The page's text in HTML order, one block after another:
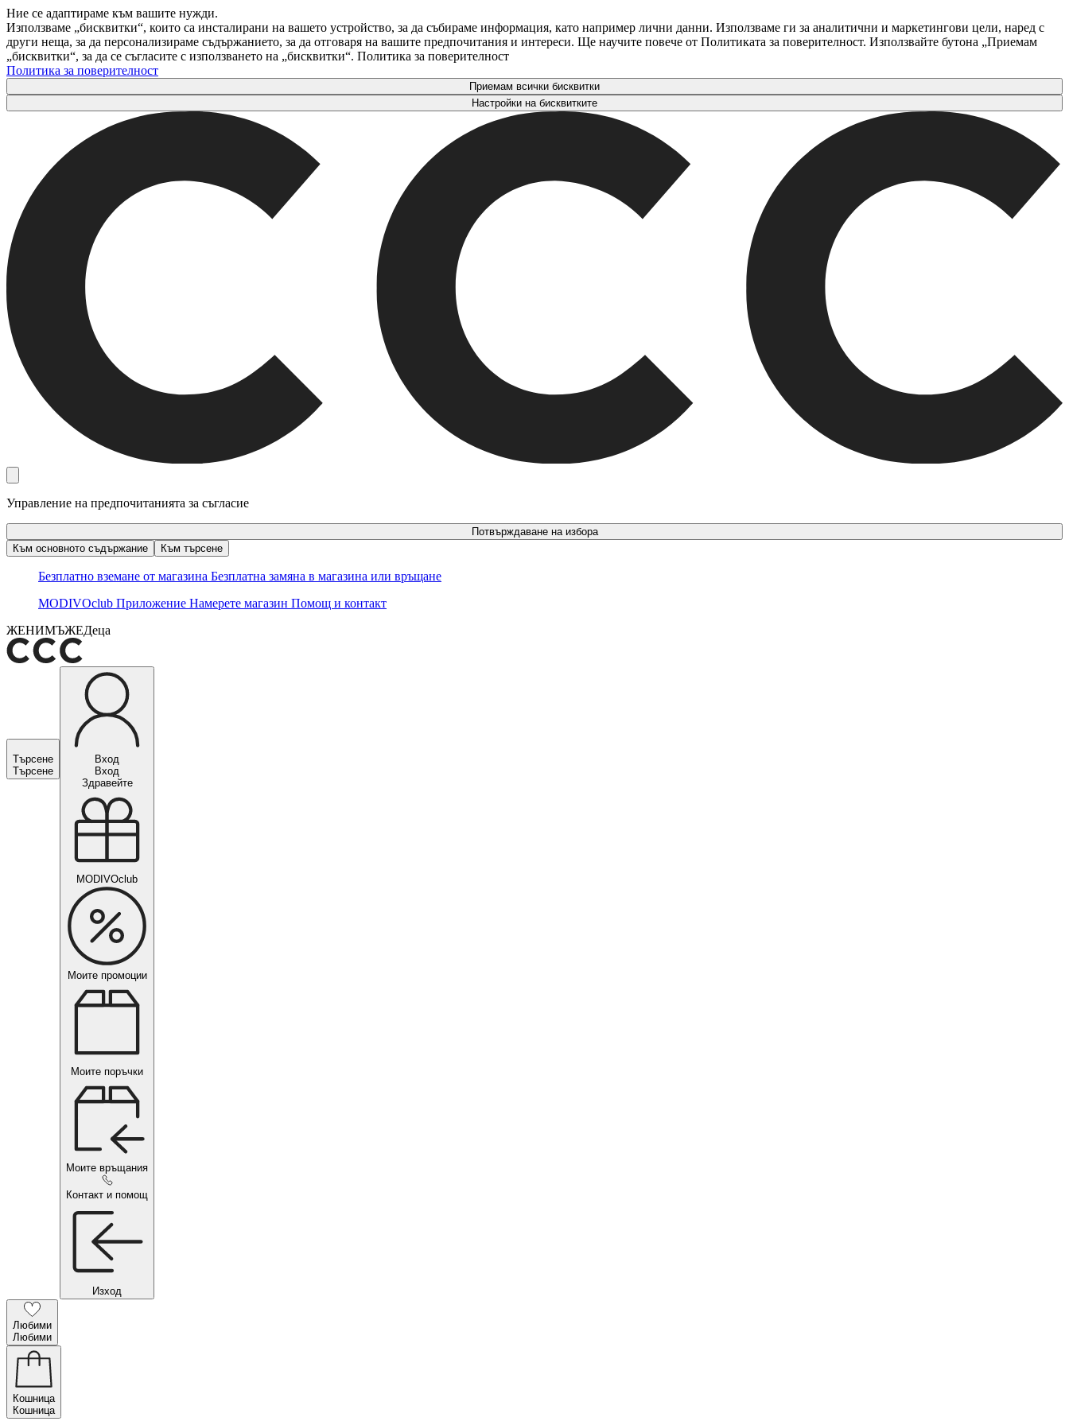
Ние се адаптираме към вашите нужди.
Използваме „бисквитки“, които са инсталирани на вашето устройство, за да събираме информация, като например лични данни. Използваме ги за аналитични и маркетингови цели, наред с
други неща, за да персонализираме съдържанието, за да отговаря на вашите предпочитания и интереси. Ще научите повече от Политиката за поверителност. Използвайте бутона „Приемам
„бисквитки“, за да се съгласите с използването на „бисквитки“. Политика за поверителност
Политика за поверителност
Приемам всички бисквитки
Настройки на бисквитките
Управление на предпочитанията за съгласие
Потвърждаване на избора
Към основното съдържание
Към търсене
Безплатно вземане от магазина Безплатна замяна в магазина или връщане
MODIVOclub Приложение Намерете магазин Помощ и контакт
ЖЕНИМЪЖЕДеца
Търсене
Търсене
Вход
Вход
Здравейте
MODIVOclub
Моите промоции
Моите поръчки
Моите връщания
Контакт и помощ
Изход
Любими
Любими
Кошница
Кошница